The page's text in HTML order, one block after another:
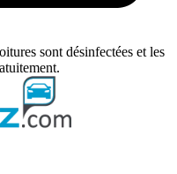
sont désinfectées et les